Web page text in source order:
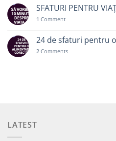
SFATURI PENTRU
1 Comment
24 de sfaturi pentru
2 Comments
LATEST